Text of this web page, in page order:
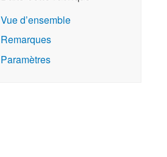
Vue d’ensemble
Remarques
Paramètres